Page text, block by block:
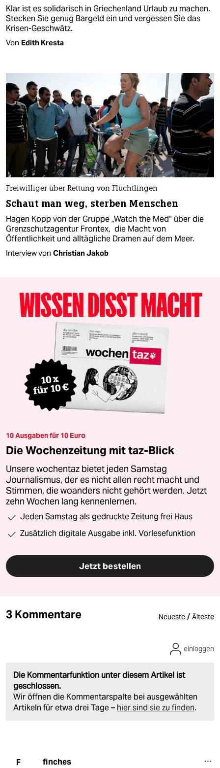
Klar ist es solidarisch in Griechenland Urlaub zu machen.
Stecken Sie genug Bargeld ein und vergessen Sie das
Krisen-Geschwätz.
Von Edith Kresta
Freiwilliger über Rettung von Flüchtlingen
Schaut man weg, sterben Menschen
Hagen Kopp von der Gruppe „Watch the Med“ über die
Grenzschutzagentur Frontex, die Macht von
Öffentlichkeit und alltägliche Dramen auf dem Meer.
Interview von Christian Jakob
10 Ausgaben für 10 Euro
Die Wochenzeitung mit taz-Blick
Unsere wochentaz bietet jeden Samstag
Journalismus, der es nicht allen recht macht und
Stimmen, die woanders nicht gehört werden. Jetzt
zehn Wochen lang kennenlernen.
Jeden Samstag als gedruckte Zeitung frei Haus
Zusätzlich digitale Ausgabe inkl. Vorlesefunktion
Jetzt bestellen
3 Kommentare Neueste / Älteste
Die Kommentarfunktion unter diesem Artikel ist
geschlossen.
Wir öffnen die Kommentarspalte bei ausgewählten
Artikeln für etwa drei Tage – hier sind sie zu finden.
einloggen
F finches